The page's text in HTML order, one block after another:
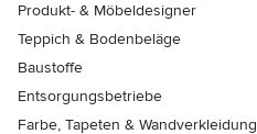
Produkt- & Möbeldesigner
Teppich & Bodenbeläge
Baustoffe
Entsorgungsbetriebe
Farbe, Tapeten & Wandverkleidung